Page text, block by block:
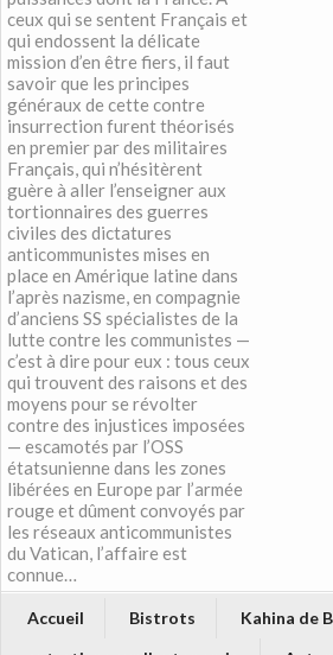
ceux qui se sentent Français et
qui endossent la délicate
mission d’en être fiers, il faut
savoir que les principes
généraux de cette contre
insurrection furent théorisés
en premier par des militaires
Français, qui n’hésitèrent
guère à aller l’enseigner aux
tortionnaires des guerres
civiles des dictatures
anticommunistes mises en
place en Amérique latine dans
l’après nazisme, en compagnie
d’anciens SS spécialistes de la
lutte contre les communistes —
c’est à dire pour eux : tous ceux
qui trouvent des raisons et des
moyens pour se révolter
contre des injustices imposées
— escamotés par l’OSS
étatsunienne dans les zones
libérées en Europe par l’armée
rouge et dûment convoyés par
les réseaux anticommunistes
du Vatican, l’affaire est
connue…
Accueil Bistrots
Kahina de